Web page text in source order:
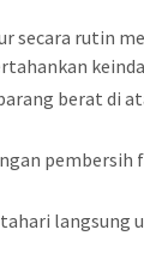
secara rutin
berat di
pembersih
langsung